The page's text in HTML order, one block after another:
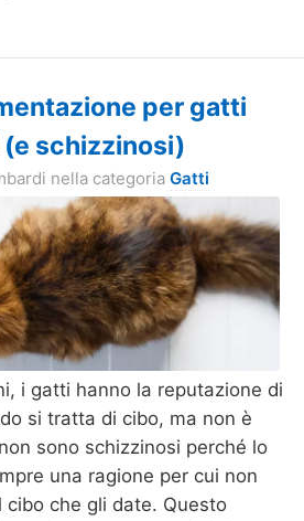
per gatti
schizzinosi)
nella categoria Gatti
i gatti hanno la reputazione di
si tratta di cibo, ma non è
sono schizzinosi perché lo
una ragione per cui non
cibo che gli date. Questo